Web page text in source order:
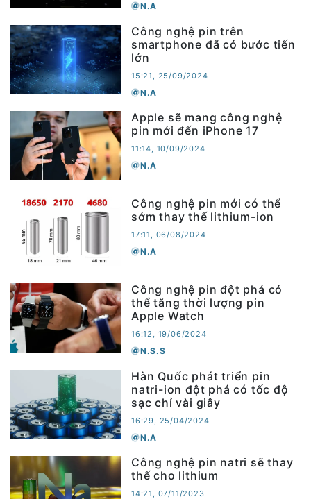
N.A
Công nghệ pin trên
smartphone đã có bước tiến
lớn
15:21, 25/09/2024
N.A
Apple sẽ mang công nghệ
pin mới đến iPhone 17
11:14, 10/09/2024
N.A
Công nghệ pin mới có thể
sớm thay thế lithium-ion
17:11, 06/08/2024
N.A
Công nghệ pin đột phá có
thể tăng thời lượng pin
Apple Watch
16:12, 19/06/2024
N.S.S
Hàn Quốc phát triển pin
natri-ion đột phá có tốc độ
sạc chỉ vài giây
16:29, 25/04/2024
N.A
Công nghệ pin natri sẽ thay
thế cho lithium
14:21, 07/11/2023